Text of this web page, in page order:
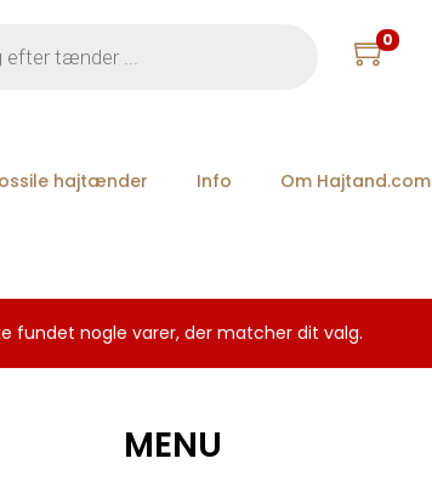
0
hajtænder Info Om Hajtand.com
fundet nogle varer, der matcher dit valg.
MENU